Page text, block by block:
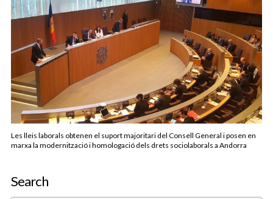
Les lleis laborals obtenen el suport majoritari del Consell General i posen en
marxa la modernització i homologació dels drets sociolaborals a Andorra
Search